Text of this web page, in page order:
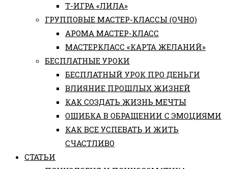
Т-ИГРА «ЛИЛА»
ГРУППОВЫЕ МАСТЕР-КЛАССЫ (ОЧНО)
АРОМА МАСТЕР-КЛАСС
МАСТЕРКЛАСС «КАРТА ЖЕЛАНИЙ»
БЕСПЛАТНЫЕ УРОКИ
БЕСПЛАТНЫЙ УРОК ПРО ДЕНЬГИ
ВЛИЯНИЕ ПРОШЛЫХ ЖИЗНЕЙ
КАК СОЗДАТЬ ЖИЗНЬ МЕЧТЫ
ОШИБКА В ОБРАЩЕНИИ С ЭМОЦИЯМИ
КАК ВСЕ УСПЕВАТЬ И ЖИТЬ
СЧАСТЛИВО
СТАТЬИ